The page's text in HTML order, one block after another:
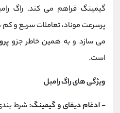
گیمینگ فراهم می‌ کند. راگ
پرسرعت موناد، تعاملات سریع و کم
می ‌سازد و به همین خاطر جزو
است.
ویژگی های راگ رامبل
- ادغام دیفای و گیمینگ: شرط